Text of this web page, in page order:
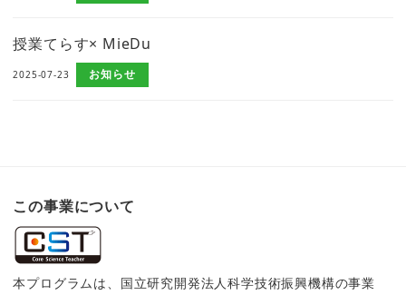
授業てらす× MieDu
2025-07-23 お知らせ
この事業について
本プログラムは、国立研究開発法人科学技術振興機構の事業